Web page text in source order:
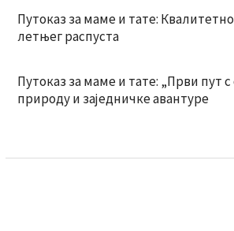
Путоказ за маме и тате:
летњег распуста
Путоказ за маме и тате: „Први пут
природу и заједничке авантуре